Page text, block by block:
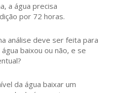
a água precisa
por 72 horas.
análise deve ser feita para
baixou ou não, e se
da água baixar um